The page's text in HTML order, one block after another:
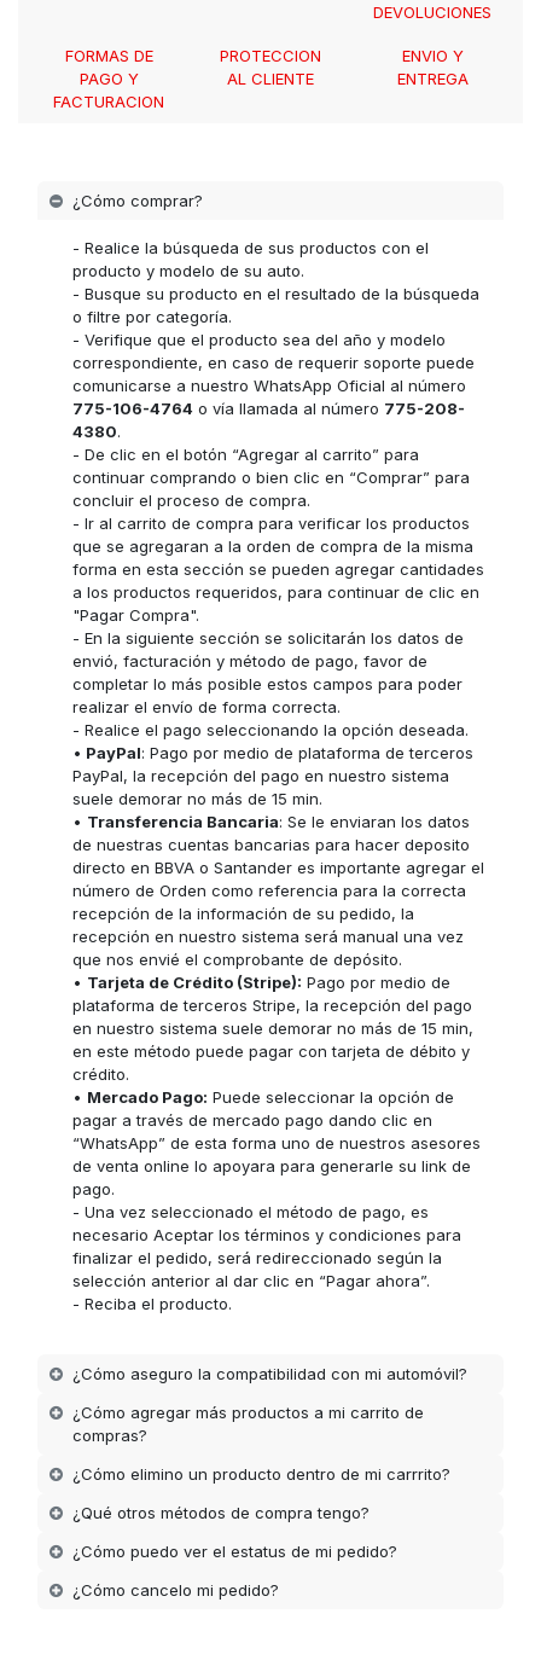
DEVOLUCIONES
FORMAS DE
PAGO Y
FACTURACION
PROTECCION
AL CLIENTE
ENVIO Y
ENTREGA
¿Cómo comprar?
- Realice la búsqueda de sus productos con el
producto y modelo de su auto.
- Busque su producto en el resultado de la búsqueda
o filtre por categoría.
- Verifique que el producto sea del año y modelo
correspondiente, en caso de requerir soporte puede
comunicarse a nuestro WhatsApp Oficial al número
775-106-4764 o vía llamada al número 775-208-
4380.
- De clic en el botón “Agregar al carrito” para
continuar comprando o bien clic en “Comprar” para
concluir el proceso de compra.
- Ir al carrito de compra para verificar los productos
que se agregaran a la orden de compra de la misma
forma en esta sección se pueden agregar cantidades
a los productos requeridos, para continuar de clic en
"Pagar Compra".
- En la siguiente sección se solicitarán los datos de
envió, facturación y método de pago, favor de
completar lo más posible estos campos para poder
realizar el envío de forma correcta.
- Realice el pago seleccionando la opción deseada.
• PayPal: Pago por medio de plataforma de terceros
PayPal, la recepción del pago en nuestro sistema
suele demorar no más de 15 min.
• Transferencia Bancaria: Se le enviaran los datos
de nuestras cuentas bancarias para hacer deposito
directo en BBVA o Santander es importante agregar el
número de Orden como referencia para la correcta
recepción de la información de su pedido, la
recepción en nuestro sistema será manual una vez
que nos envié el comprobante de depósito.
• Tarjeta de Crédito (Stripe): Pago por medio de
plataforma de terceros Stripe, la recepción del pago
en nuestro sistema suele demorar no más de 15 min,
en este método puede pagar con tarjeta de débito y
crédito.
• Mercado Pago: Puede seleccionar la opción de
pagar a través de mercado pago dando clic en
“WhatsApp” de esta forma uno de nuestros asesores
de venta online lo apoyara para generarle su link de
pago.
- Una vez seleccionado el método de pago, es
necesario Aceptar los términos y condiciones para
finalizar el pedido, será redireccionado según la
selección anterior al dar clic en “Pagar ahora”.
- Reciba el producto.
¿Cómo aseguro la compatibilidad con mi automóvil?
¿Cómo agregar más productos a mi carrito de
compras?
¿Cómo elimino un producto dentro de mi carrrito?
¿Qué otros métodos de compra tengo?
¿Cómo puedo ver el estatus de mi pedido?
¿Cómo cancelo mi pedido?